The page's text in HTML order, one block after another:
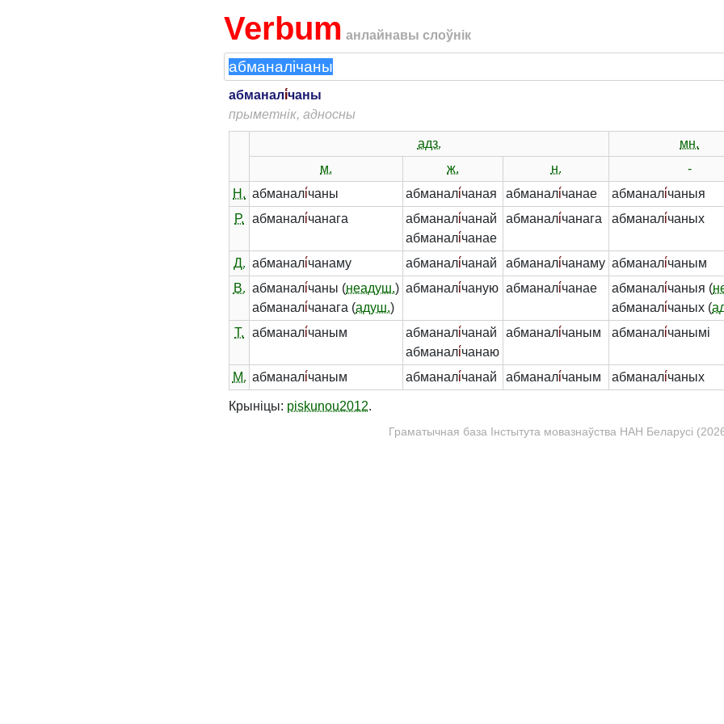
Verbum анлайнавы слоўнік
абманалі́чаны
прыметнік, адносны
адз.
мн.
м.
ж. н.
-
Н. абманалі́чаны абманалі́чаная абманалі́чанае абманалі́чаныя
Р.
абманалі́чанага абманалі́чанай
абманалі́чанае
абманалі́чанага абманалі́чаных
Д. абманалі́чанаму абманалі́чанай абманалі́чанаму абманалі́чаным
В. абманалі́чаны (неадуш.)
абманалі́чанага (адуш.)
абманалі́чаную абманалі́чанае абманалі́чаныя (
абманалі́чаных (
Т.
абманалі́чаным абманалі́чанай
абманалі́чанаю
абманалі́чаным абманалі́чанымі
М. абманалі́чаным абманалі́чанай абманалі́чаным абманалі́чаных
Крыніцы: piskunou2012.
Граматычная база Інстытута мовазнаўства НАН Беларусі